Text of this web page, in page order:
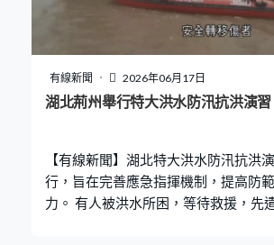
取及屠宰食用。公眾支持警方的營救
種殘忍行為有望終止。在越南食用貓
須證明動物來源。政府1998年曾下令
鼠患，至2020年廢除法令。
有線新聞 2026年06月17日
湖北荊州舉行特大洪水防汛抗洪演習
【有線新聞】湖北特大洪水防汛抗洪
行，旨在完善應急指揮機制，提高防
力。 有人被洪水所困，等待救援，先